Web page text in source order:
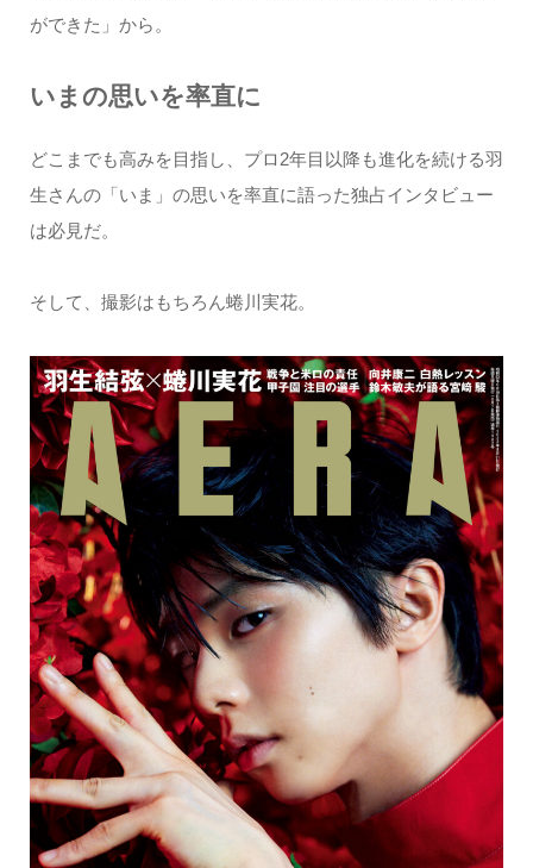
ができた」から。
いまの思いを率直に
どこまでも高みを目指し、プロ2年目以降も進化を続ける羽
生さんの「いま」の思いを率直に語った独占インタビュー
は必見だ。
そして、撮影はもちろん蜷川実花。